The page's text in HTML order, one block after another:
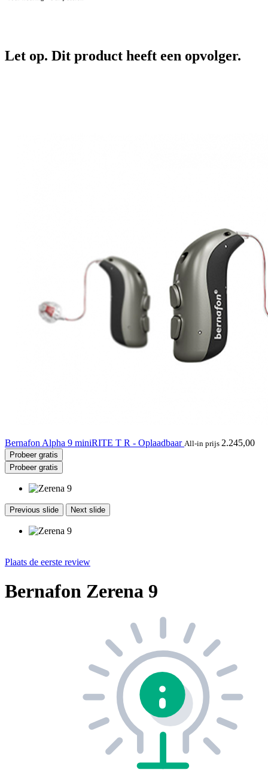
Let op. Dit product heeft een opvolger.
Bernafon Alpha 9 miniRITE T R - Oplaadbaar All-in prijs 2.245,00
Probeer gratis
Probeer gratis
Previous slide Next slide
Plaats de eerste review
Bernafon Zerena 9